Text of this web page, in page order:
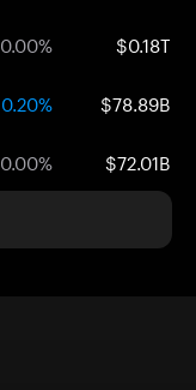
0.00% $0.18T
0.20% $78.89B
0.00% $72.01B